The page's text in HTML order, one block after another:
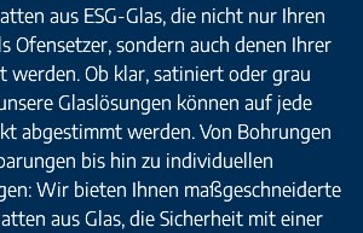
aus ESG-Glas, die nicht nur Ihren
Ofensetzer, sondern auch denen Ihrer
werden. Ob klar, satiniert oder grau
Glaslösungen können auf jede
abgestimmt werden. Von Bohrungen
bis hin zu individuellen
Wir bieten Ihnen maßgeschneiderte
aus Glas, die Sicherheit mit einer